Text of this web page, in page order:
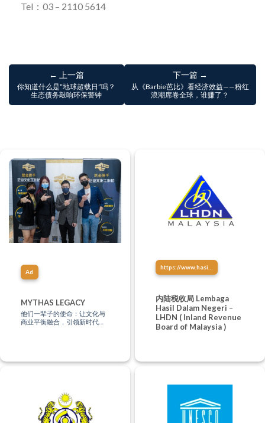
Tel：03 – 2110 5614
← 上一篇
你知道什么是“地球超载日”吗？
生态债务敲响环保警钟
下一篇 →
从《Barbie芭比》看经济效益——粉红
浪潮席卷全球，谁赚了？
Ad
MYTHAS LEGACY
他们一辈子的使命：让文化与
商业平衡融合，引领新时代的
内陆税收局 Lembaga
Hasil Dalam Negeri –
LHDN ( Inland Revenue
Board of Malaysia )